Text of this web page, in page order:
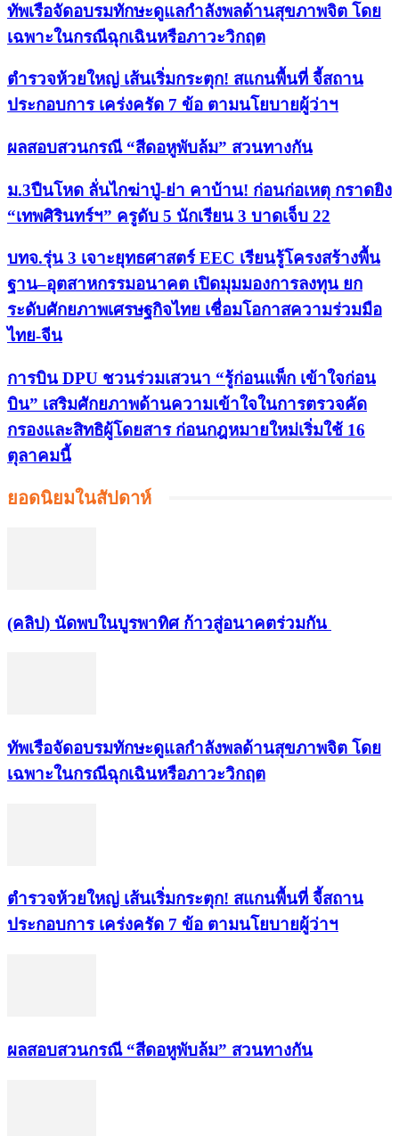
ทัพเรือจัดอบรมทักษะดูแลกำลังพลด้านสุขภาพจิต โดย
เฉพาะในกรณีฉุกเฉินหรือภาวะวิกฤต
ตำรวจห้วยใหญ่ เส้นเริ่มกระตุก! สแกนพื้นที่ จี้สถาน
ประกอบการ เคร่งครัด 7 ข้อ ตามนโยบายผู้ว่าฯ
ผลสอบสวนกรณี “สีดอหูพับล้ม” สวนทางกัน
ม.3ปืนโหด ลั่นไกฆ่าปู่-ย่า คาบ้าน! ก่อนก่อเหตุ กราดยิง
“เทพศิรินทร์ฯ” ครูดับ 5 นักเรียน 3 บาดเจ็บ 22
บทจ.รุ่น 3 เจาะยุทธศาสตร์ EEC เรียนรู้โครงสร้างพื้น
ฐาน–อุตสาหกรรมอนาคต เปิดมุมมองการลงทุน ยก
ระดับศักยภาพเศรษฐกิจไทย เชื่อมโอกาสความร่วมมือ
ไทย-จีน
การบิน DPU ชวนร่วมเสวนา “รู้ก่อนแพ็ก เข้าใจก่อน
บิน” เสริมศักยภาพด้านความเข้าใจในการตรวจคัด
กรองและสิทธิผู้โดยสาร ก่อนกฎหมายใหม่เริ่มใช้ 16
ตุลาคมนี้
ยอดนิยมในสัปดาห์
(คลิป) นัดพบในบูรพาทิศ ก้าวสู่อนาคตร่วมกัน
ทัพเรือจัดอบรมทักษะดูแลกำลังพลด้านสุขภาพจิต โดย
เฉพาะในกรณีฉุกเฉินหรือภาวะวิกฤต
ตำรวจห้วยใหญ่ เส้นเริ่มกระตุก! สแกนพื้นที่ จี้สถาน
ประกอบการ เคร่งครัด 7 ข้อ ตามนโยบายผู้ว่าฯ
ผลสอบสวนกรณี “สีดอหูพับล้ม” สวนทางกัน